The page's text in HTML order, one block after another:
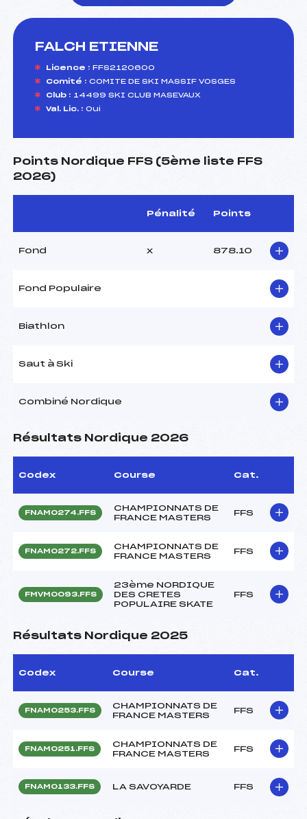
FALCH ETIENNE
Licence : FFS2120600
Comité : COMITE DE SKI MASSIF VOSGES
Club : 14499 SKI CLUB MASEVAUX
Val. Lic. : Oui
Points Nordique FFS (5ème liste FFS
2026)
Pénalité Points
Fond x 878.10
Fond Populaire
Biathlon
Saut à Ski
Combiné Nordique
Résultats Nordique 2026
Codex Course Cat.
FNAM0274.FFS
CHAMPIONNATS DE
FRANCE MASTERS
FFS
FNAM0272.FFS
CHAMPIONNATS DE
FRANCE MASTERS
FFS
FMVM0093.FFS
23ème NORDIQUE
DES CRETES
POPULAIRE SKATE
FFS
Résultats Nordique 2025
Codex Course Cat.
FNAM0253.FFS
CHAMPIONNATS DE
FRANCE MASTERS
FFS
FNAM0251.FFS
CHAMPIONNATS DE
FRANCE MASTERS
FFS
FNAM0133.FFS LA SAVOYARDE FFS